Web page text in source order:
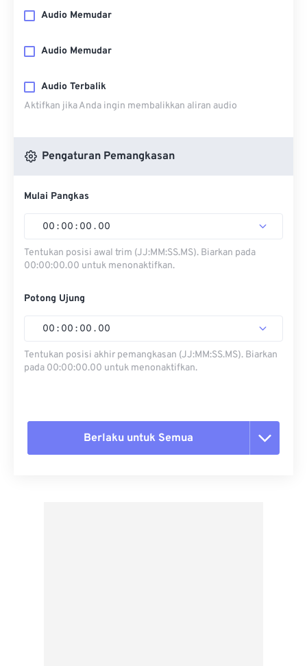
Audio Memudar
Audio Memudar
Audio Terbalik
Aktifkan jika Anda ingin membalikkan aliran audio
Pengaturan Pemangkasan
Mulai Pangkas
00 : 00 : 00 . 00
Tentukan posisi awal trim (JJ:MM:SS.MS). Biarkan pada
00:00:00.00 untuk menonaktifkan.
Potong Ujung
00 : 00 : 00 . 00
Tentukan posisi akhir pemangkasan (JJ:MM:SS.MS). Biarkan
pada 00:00:00.00 untuk menonaktifkan.
Berlaku untuk Semua